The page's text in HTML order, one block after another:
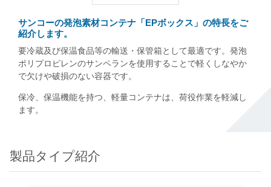
サンコーの発泡素材コンテナ「EPボックス」の特長をご
紹介します。
要冷蔵及び保温食品等の輸送・保管箱として最適です。発泡
ポリプロピレンのサンペランを使用することで軽くしなやか
で欠けや破損のない容器です。
保冷、保温機能を持つ、軽量コンテナは、荷役作業を軽減し
ます。
製品タイプ紹介